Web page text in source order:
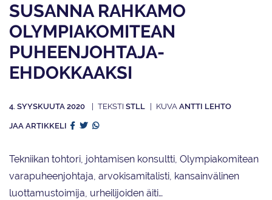
SUSANNA RAHKAMO
OLYMPIA­KOMITEAN
PUHEENJOHTAJA­
EHDOKKAAKSI
4. SYYSKUUTA 2020 STLL ANTTI LEHTO
JAA ARTIKKELI
Tekniikan tohtori, johtamisen konsultti, Olympiakomitean
varapuheenjohtaja, arvokisamitalisti, kansainvälinen
luottamustoimija, urheilijoiden äiti…